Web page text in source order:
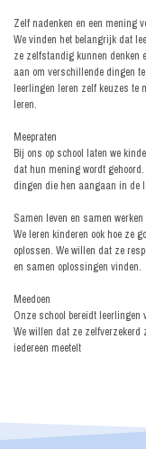
Zelf nadenken en een mening
We vinden het belangrijk dat
ze zelfstandig kunnen denken
aan om verschillende dingen
leerlingen leren zelf keuzes te
leren.
Meepraten
Bij ons op school laten we
dat hun mening wordt
dingen die hen aangaan in de
Samen leven en samen werken
We leren kinderen ook hoe ze
oplossen. We willen dat ze
en samen oplossingen vinden.
Meedoen
Onze school bereidt leerlingen
We willen dat ze zelfverzekerd
iedereen meetelt